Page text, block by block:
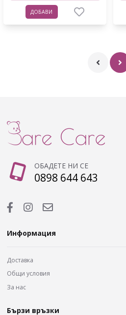
ДОБАВИ
ОБАДЕТЕ НИ СЕ
0898 644 643
Информация
Доставка
Общи условия
За нас
Бързи връзки